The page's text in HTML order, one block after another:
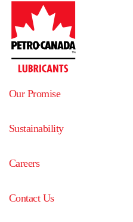
Our Promise
Sustainability
Careers
Contact Us